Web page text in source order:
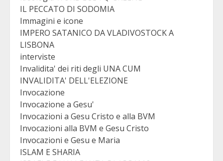
IL PECCATO DI SODOMIA
Immagini e icone
IMPERO SATANICO DA VLADIVOSTOCK A
LISBONA
interviste
Invalidita' dei riti degli UNA CUM
INVALIDITA' DELL'ELEZIONE
Invocazione
Invocazione a Gesu'
Invocazioni a Gesu Cristo e alla BVM
Invocazioni alla BVM e Gesu Cristo
Invocazioni e Gesu e Maria
ISLAM E SHARIA